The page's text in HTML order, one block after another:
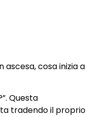
ascesa, cosa inizia a
Questa
tradendo il proprio